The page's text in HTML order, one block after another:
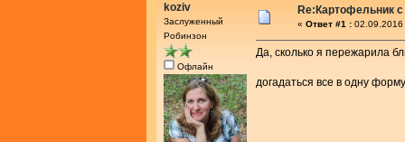
koziv
Заслуженный
Робинзон
Офлайн
Re:Картофельник
« Ответ #1 :
Да, сколько я пережарила
догадаться все в одну